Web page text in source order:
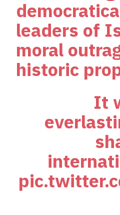
leaders of
moral
historic
It